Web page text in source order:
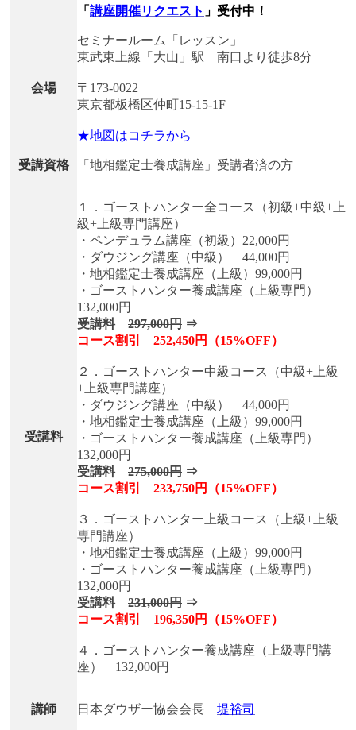
「 講座開催リクエスト 」受付中！
会場
セミナールーム「レッスン」
東武東上線「大山」駅 南口より徒歩8分
〒173-0022
東京都板橋区仲町15-15-1F
★地図はコチラから
受講資格 「地相鑑定士養成講座」受講者済の方
受講料
１．ゴーストハンター全コース（初級+中級+上
級+上級専門講座）
・ペンデュラム講座（初級）22,000円
・ダウジング講座（中級） 44,000円
・地相鑑定士養成講座（上級）99,000円
・ゴーストハンター養成講座（上級専門）
132,000円
受講料 297,000円 ⇒
コース割引 252,450円（15%OFF）
２．ゴーストハンター中級コース（中級+上級
+上級専門講座）
・ダウジング講座（中級） 44,000円
・地相鑑定士養成講座（上級）99,000円
・ゴーストハンター養成講座（上級専門）
132,000円
受講料 275,000円 ⇒
コース割引
233,750円（15%OFF）
３．ゴーストハンター上級コース（上級+上級
専門講座）
・地相鑑定士養成講座（上級）99,000円
・ゴーストハンター養成講座（上級専門）
132,000円
受講料 231,000円 ⇒
コース割引
196,350円（15%OFF）
４．ゴーストハンター養成講座（上級専門講
座） 132,000円
講師 日本ダウザー協会会長 堤裕司